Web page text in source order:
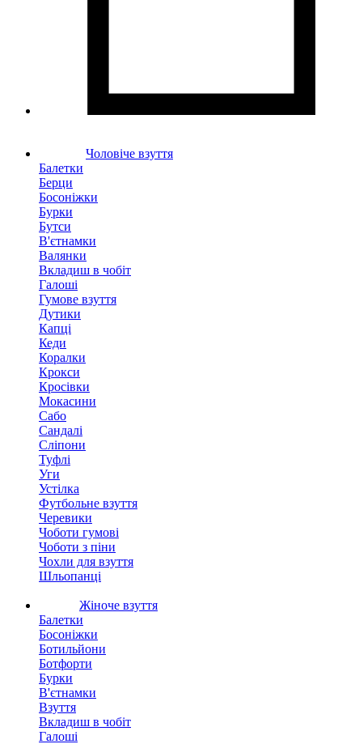
Чоловіче взуття
Балетки
Берци
Босоніжки
Бурки
Бутси
В'єтнамки
Валянки
Вкладиш в чобіт
Галоші
Гумове взуття
Дутики
Капці
Кеди
Коралки
Крокси
Кросівки
Мокасини
Сабо
Сандалі
Сліпони
Туфлі
Уги
Устілка
Футбольне взуття
Черевики
Чоботи гумові
Чоботи з піни
Чохли для взуття
Шльопанці
Жіноче взуття
Балетки
Босоніжки
Ботильйони
Ботфорти
Бурки
В'єтнамки
Взуття
Вкладиш в чобіт
Галоші